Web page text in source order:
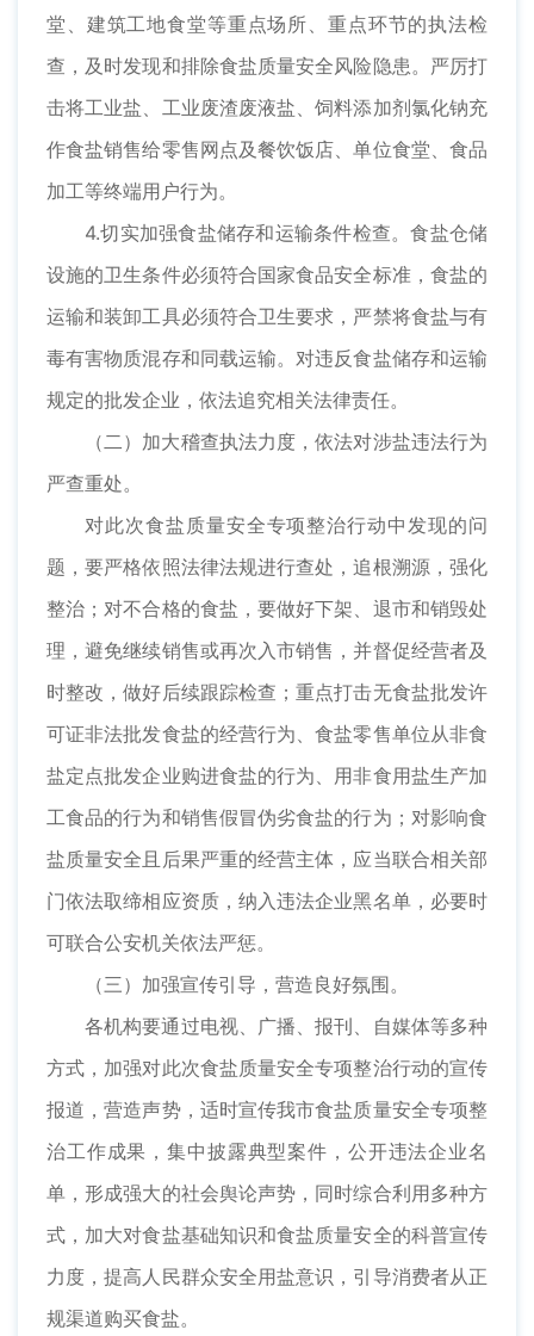
堂、建筑工地食堂等重点场所、重点环节的执法检
查，及时发现和排除食盐质量安全风险隐患。严厉打
击将工业盐、工业废渣废液盐、饲料添加剂氯化钠充
作食盐销售给零售网点及餐饮饭店、单位食堂、食品
加工等终端用户行为。
4.切实加强食盐储存和运输条件检查。食盐仓储
设施的卫生条件必须符合国家食品安全标准，食盐的
运输和装卸工具必须符合卫生要求，严禁将食盐与有
毒有害物质混存和同载运输。对违反食盐储存和运输
规定的批发企业，依法追究相关法律责任。
（二）加大稽查执法力度，依法对涉盐违法行为
严查重处。
对此次食盐质量安全专项整治行动中发现的问
题，要严格依照法律法规进行查处，追根溯源，强化
整治；对不合格的食盐，要做好下架、退市和销毁处
理，避免继续销售或再次入市销售，并督促经营者及
时整改，做好后续跟踪检查；重点打击无食盐批发许
可证非法批发食盐的经营行为、食盐零售单位从非食
盐定点批发企业购进食盐的行为、用非食用盐生产加
工食品的行为和销售假冒伪劣食盐的行为；对影响食
盐质量安全且后果严重的经营主体，应当联合相关部
门依法取缔相应资质，纳入违法企业黑名单，必要时
可联合公安机关依法严惩。
（三）加强宣传引导，营造良好氛围。
各机构要通过电视、广播、报刊、自媒体等多种
方式，加强对此次食盐质量安全专项整治行动的宣传
报道，营造声势，适时宣传我市食盐质量安全专项整
治工作成果，集中披露典型案件，公开违法企业名
单，形成强大的社会舆论声势，同时综合利用多种方
式，加大对食盐基础知识和食盐质量安全的科普宣传
力度，提高人民群众安全用盐意识，引导消费者从正
规渠道购买食盐。